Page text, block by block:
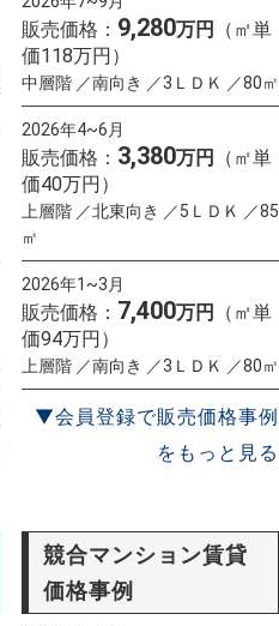
販売価格： 9,280万円
（㎡単
価118万円）
中層階 ／南向き ／3ＬＤＫ ／80㎡
2026年4~6月
販売価格： 3,380万円
（㎡単
価40万円）
上層階 ／北東向き ／5ＬＤＫ ／85
㎡
2026年1~3月
販売価格： 7,400万円
（㎡単
価94万円）
上層階 ／南向き ／3ＬＤＫ ／80㎡
▼会員登録で販売価格事例
をもっと見る
競合マンション賃貸
価格事例